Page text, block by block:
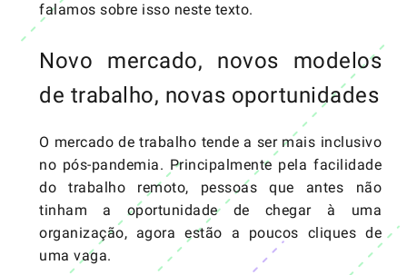
falamos sobre isso neste texto.
Novo mercado, novos modelos
de trabalho, novas oportunidades
O mercado de trabalho tende a ser mais inclusivo
no pós-pandemia. Principalmente pela facilidade
do trabalho remoto, pessoas que antes não
tinham a oportunidade de chegar à uma
organização, agora estão a poucos cliques de
uma vaga.